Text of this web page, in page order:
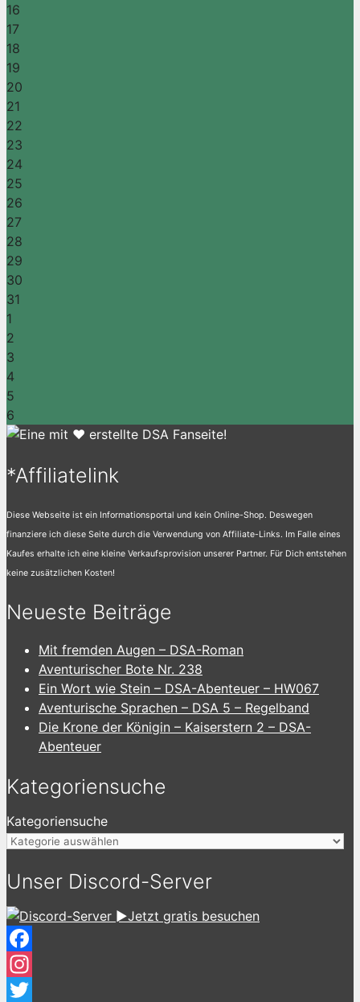
16
17
18
19
20
21
22
23
24
25
26
27
28
29
30
31
1
2
3
4
5
6
*Affiliatelink
Diese Webseite ist ein Informationsportal und kein Online-Shop. Deswegen
finanziere ich diese Seite durch die Verwendung von Affiliate-Links. Im Falle eines
Kaufes erhalte ich eine kleine Verkaufsprovision unserer Partner. Für Dich entstehen
keine zusätzlichen Kosten!
Neueste Beiträge
Mit fremden Augen – DSA-Roman
Aventurischer Bote Nr. 238
Ein Wort wie Stein – DSA-Abenteuer – HW067
Aventurische Sprachen – DSA 5 – Regelband
Die Krone der Königin – Kaiserstern 2 – DSA-
Abenteuer
Kategoriensuche
Kategoriensuche
Unser Discord-Server
►Jetzt gratis besuchen
Facebook
Instagram